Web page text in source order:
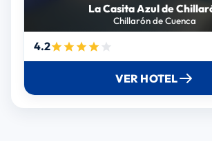
La Casita Azul de
Chillarón de Cuenca
4.2
VER HOTEL